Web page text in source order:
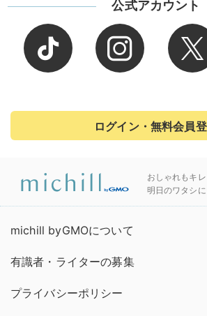
公式アカウント
ログイン・無料会員
おしゃれもキレ
明日のワタシ
michill byGMOについて
有識者・ライターの募集
プライバシーポリシー